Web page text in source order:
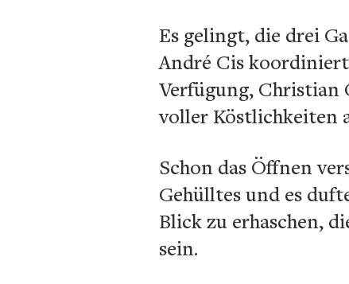
Es gelingt, die drei
André Cis
Verfügung, Christian
voller Köstlichkeiten
Schon das Öffnen
Gehülltes und es
Blick zu erhaschen,
sein.